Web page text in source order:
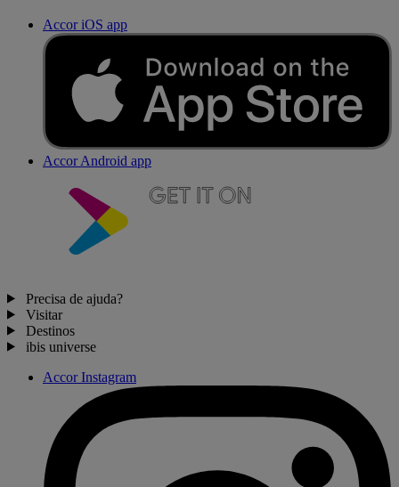
Accor iOS app
Accor Android app
Precisa de ajuda?
Visitar
Destinos
ibis universe
Accor Instagram